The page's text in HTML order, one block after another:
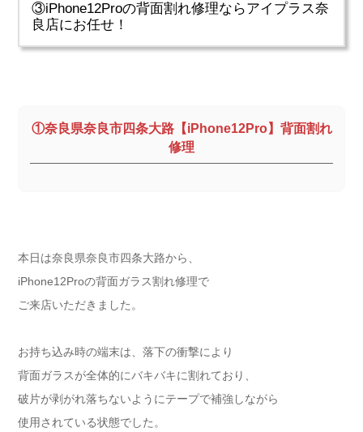
③iPhone12Proの背面割れ修理ならアイプラス奈
良店にお任せ！
①奈良県奈良市四条大路【iPhone12Pro】背面割れ
修理
本日は奈良県奈良市四条大路から、
iPhone12Proの背面ガラス割れ修理で
ご来店いただきました。
お持ち込み時の端末は、落下の衝撃により
背面ガラスが全体的にバキバキに割れており、
破片が剥がれ落ちないようにテープで補強しながら
使用されている状態でした。